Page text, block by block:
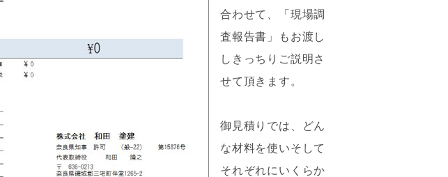
合わせて、「現場調
査報告書」もお渡し
しきっちりご説明さ
せて頂きます。
御見積りでは、どん
な材料を使いそして
それぞれにいくらか